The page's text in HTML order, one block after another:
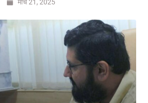
मार्च 21, 2025